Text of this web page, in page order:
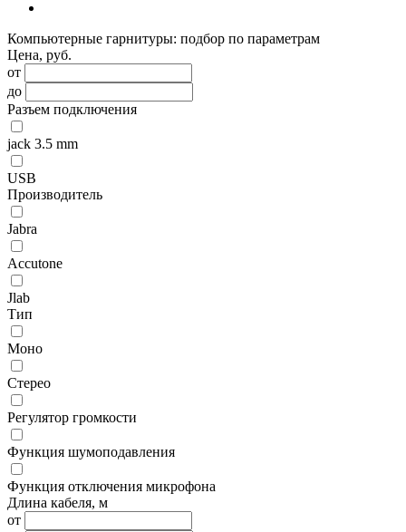
Компьютерные гарнитуры: подбор по параметрам
Цена, руб.
от
до
Разъем подключения
jack 3.5 mm
USB
Производитель
Jabra
Accutone
Jlab
Тип
Моно
Стерео
Регулятор громкости
Функция шумоподавления
Функция отключения микрофона
Длина кабеля, м
от